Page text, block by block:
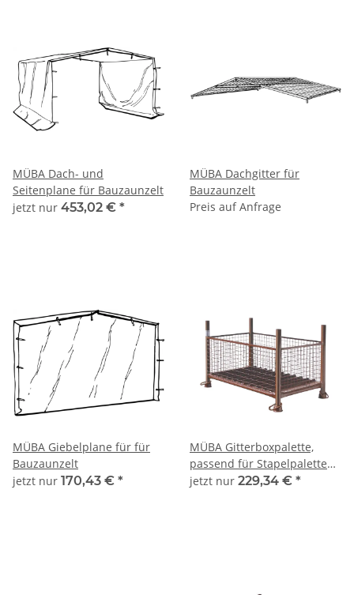
MÜBA Dach- und
Seitenplane für Bauzaunzelt
jetzt nur 453,02 € *
MÜBA Dachgitter für
Bauzaunzelt
Preis auf Anfrage
MÜBA Giebelplane für für
Bauzaunzelt
jetzt nur 170,43 € *
MÜBA Gitterboxpalette,
passend für Stapelpalette
1,30x0,70x0,70m, Füllhöhe
jetzt nur 229,34 € *